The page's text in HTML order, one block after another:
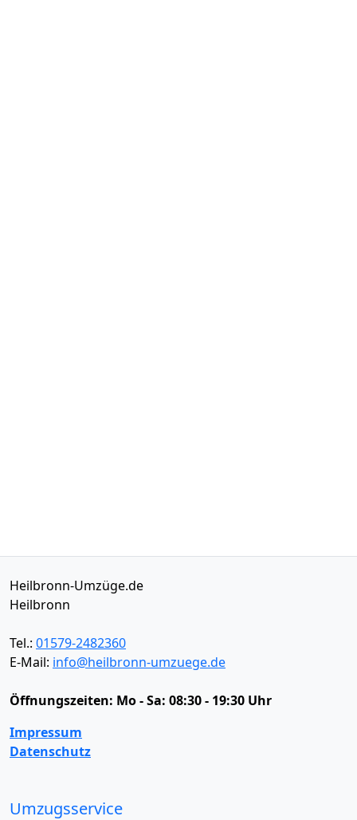
Heilbronn-Umzüge.de
Heilbronn
Tel.: 01579-2482360
E-Mail: info@heilbronn-umzuege.de
Öffnungszeiten: Mo - Sa: 08:30 - 19:30 Uhr
Impressum
Datenschutz
Umzugsservice